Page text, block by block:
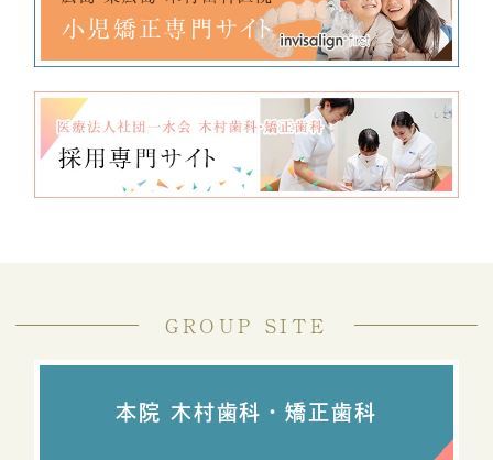
GROUP SITE
本院 木村歯科・矯正歯科